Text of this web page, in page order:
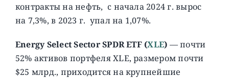
контракты на нефть, c начала 2024 г. вырос
на 7,3%, в 2023 г. упал на 1,07%.
Energy Select Sector SPDR ETF (XLE) — почти
52% активов портфеля XLE, размером почти
$25 млрд., приходится на крупнейшие